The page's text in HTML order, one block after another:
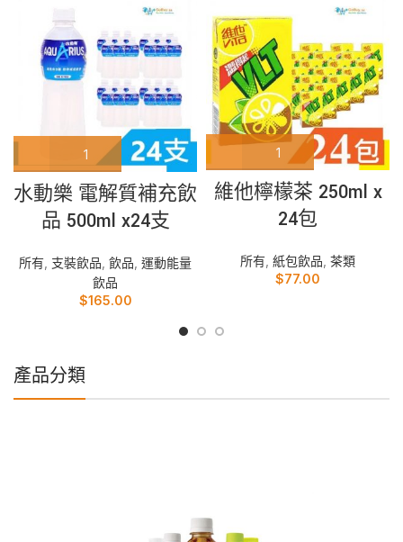
水動樂 電解質補充飲
品 500ml x24支
所有, 支裝飲品, 飲品, 運動能量
飲品
$165.00
維他檸檬茶 250ml x
24包
所有, 紙包飲品, 茶類
$77.00
產品分類